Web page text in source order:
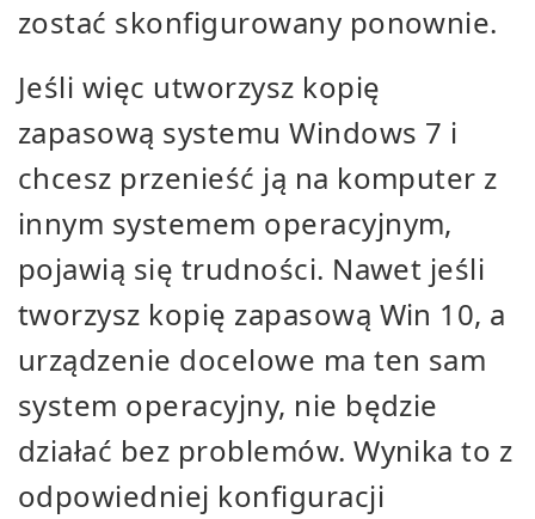
zostać skonfigurowany ponownie.
Jeśli więc utworzysz kopię
zapasową systemu Windows 7 i
chcesz przenieść ją na komputer z
innym systemem operacyjnym,
pojawią się trudności. Nawet jeśli
tworzysz kopię zapasową Win 10, a
urządzenie docelowe ma ten sam
system operacyjny, nie będzie
działać bez problemów. Wynika to z
odpowiedniej konfiguracji